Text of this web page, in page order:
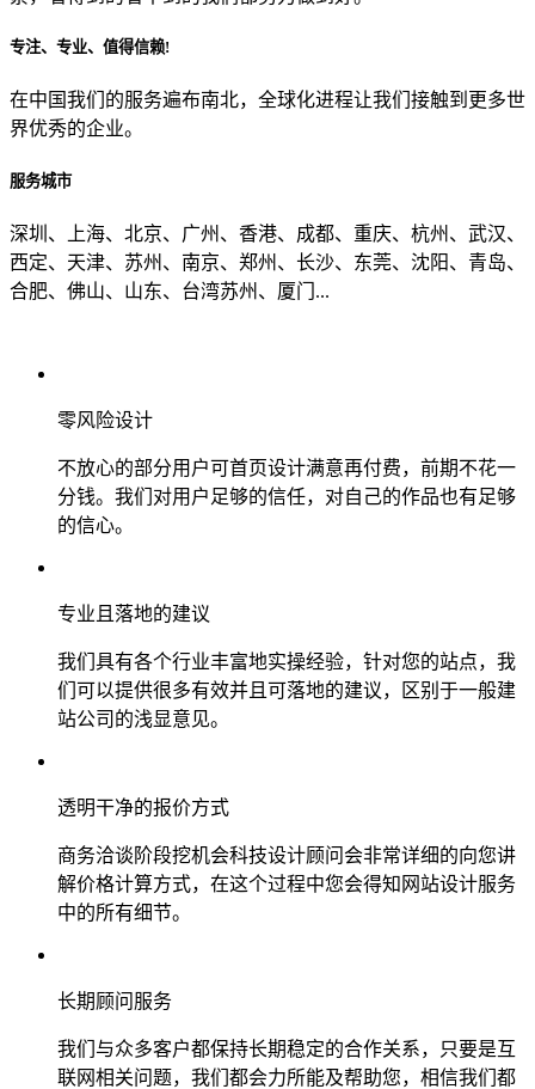
专注、专业、值得信赖!
在中国我们的服务遍布南北，全球化进程让我们接触到更多世
界优秀的企业。
服务城市
深圳、上海、北京、广州、香港、成都、重庆、杭州、武汉、
西定、天津、苏州、南京、郑州、长沙、东莞、沈阳、青岛、
合肥、佛山、山东、台湾苏州、厦门...
零风险设计
不放心的部分用户可首页设计满意再付费，前期不花一
分钱。我们对用户足够的信任，对自己的作品也有足够
的信心。
专业且落地的建议
我们具有各个行业丰富地实操经验，针对您的站点，我
们可以提供很多有效并且可落地的建议，区别于一般建
站公司的浅显意见。
透明干净的报价方式
商务洽谈阶段挖机会科技设计顾问会非常详细的向您讲
解价格计算方式，在这个过程中您会得知网站设计服务
中的所有细节。
长期顾问服务
我们与众多客户都保持长期稳定的合作关系，只要是互
联网相关问题，我们都会力所能及帮助您，相信我们都